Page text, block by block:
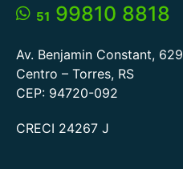
51 99810 8818
Av. Benjamin Constant, 629
Centro – Torres, RS
CEP: 94720-092
CRECI 24267 J